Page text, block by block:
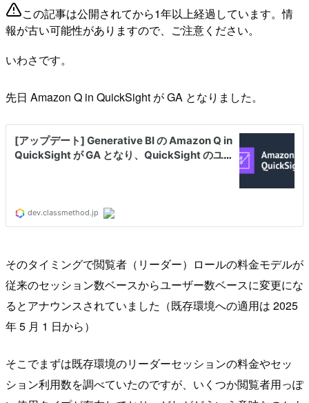
この記事は公開されてから1年以上経過しています。情
報が古い可能性がありますので、ご注意ください。
いわさです。
先日 Amazon Q in QuickSight が GA となりました。
そのタイミングで閲覧者（リーダー）ロールの料金モデルが
従来のセッション数ベースからユーザー数ベースに変更にな
るとアナウンスされていました（既存環境への適用は 2025
年 5 月 1 日から）
そこでまずは既存環境のリーダーセッションの料金やセッ
ション利用数を調べていたのですが、いくつか閲覧者用っぽ